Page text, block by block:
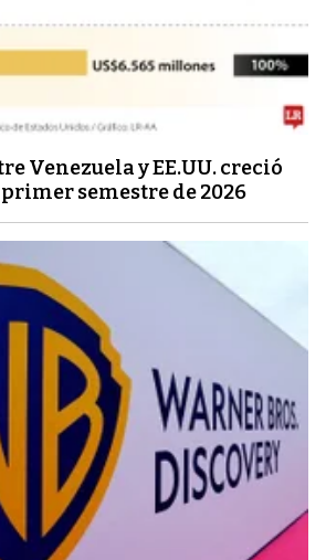
Venezuela y EE.UU. creció
primer semestre de 2026